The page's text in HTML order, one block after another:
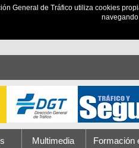
General de Tráfico utiliza cookies
Multimedia Formación